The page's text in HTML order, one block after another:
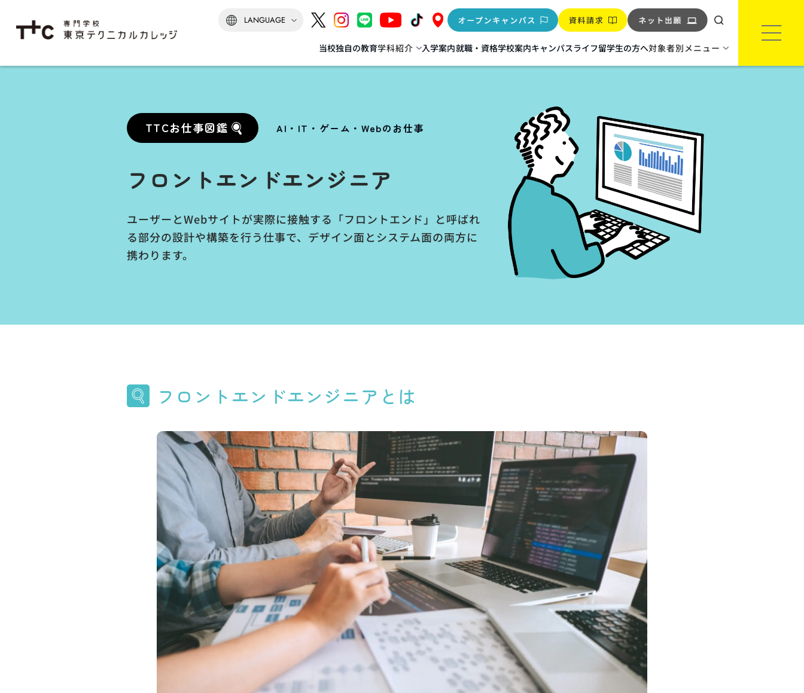
当校独自の教育学科紹介
学科紹介TOP
建築監督科
建築科
インテリア科
建築科（夜間 建築士専科）
※2026年度生より募集停止
IoT+AI科
※2027年度生より科名変更
バイオテクノロジー科
入学案内就職・資格学校案内キャンパスライフ留学生の方へ対象者別メニュー
TTCお仕事図鑑 AI・IT・ゲーム・Webのお仕事
フロントエンドエンジニア
ユーザーとWebサイトが実際に接触する「フロントエンド」と呼ばれ
る部分の設計や構築を行う仕事で、デザイン面とシステム面の両方に
携わります。
フロントエンドエンジニアとは